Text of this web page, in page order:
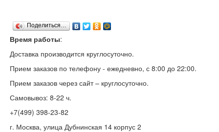
Поделиться…
Время работы:
Доставка производится круглосуточно.
Прием заказов по телефону - ежедневно, с 8:00 до 22:00.
Прием заказов через сайт – круглосуточно.
Самовывоз: 8-22 ч.
+7(499) 398-23-82
г. Москва, улица Дубнинская 14 корпус 2